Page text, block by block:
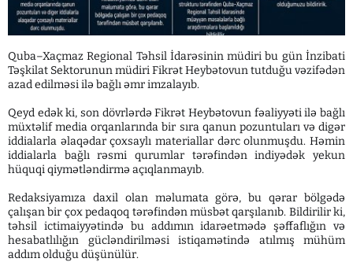
Quba–Xaçmaz Regional Təhsil İdarəsinin müdiri bu gün İnzibati
Təşkilat Sektorunun müdiri Fikrət Heybətovun tutduğu vəzifədən
azad edilməsi ilə bağlı əmr imzalayıb.
Qeyd edək ki, son dövrlərdə Fikrət Heybətovun fəaliyyəti ilə bağlı
müxtəlif media orqanlarında bir sıra qanun pozuntuları və digər
iddialarla əlaqədar çoxsaylı materiallar dərc olunmuşdu. Həmin
iddialarla bağlı rəsmi qurumlar tərəfindən indiyədək yekun
hüquqi qiymətləndirmə açıqlanmayıb.
Redaksiyamıza daxil olan məlumata görə, bu qərar bölgədə
çalışan bir çox pedaqoq tərəfindən müsbət qarşılanıb. Bildirilir ki,
təhsil ictimaiyyətində bu addımın idarəetmədə şəffaflığın və
hesabatlılığın gücləndirilməsi istiqamətində atılmış mühüm
addım olduğu düşünülür.